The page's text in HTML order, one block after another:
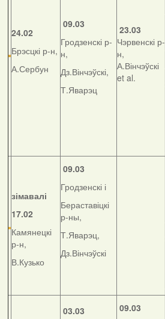
24.02
Брэсцкі р-н,
А.Сербун
09.03
Гродзенскі р-
н,
Дз.Вінчэўскі,
Т.Яварэц
23.03
Чэрвенскі р-
н,
А.Вінчэўскі
et al.
зімавалі
17.02
Камянецкі
р-н,
В.Кузько
09.03
Гродзенскі і
Бераставіцкі
р-ны,
Т.Яварэц,
Дз.Вінчэўскі
03.03
09.03